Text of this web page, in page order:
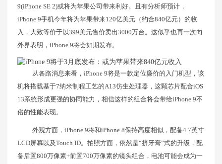
9(iPhone SE 2)或将为苹果公司带来利好。且有分析师预计，
iPhone 9手机今年将为苹果带来120亿美元（约合840亿元）的收
入，大致等价于以399美元售价卖出3000万台。这似乎也再一次向
外界表明，iPhone 9将会如期发布。
从各路消息来看，iPhone 9将是一款定位廉价的入门机型，该
机将搭载基于7纳米制程工艺的A13仿生处理器，这颗芯片配合iOS
13系统形成更强的协同能力，相信这样的组合将会带给iPhone 9不
俗的性能表现。
外观方面，iPhone 9将和iPhone 8保持高度相似，配备4.7英寸
LCD屏幕以及Touch ID。拍照方面，依然是“挤牙膏”式的升级，配
备后置800万像素+前置700万像素的镜头组合，电池可能会成为一